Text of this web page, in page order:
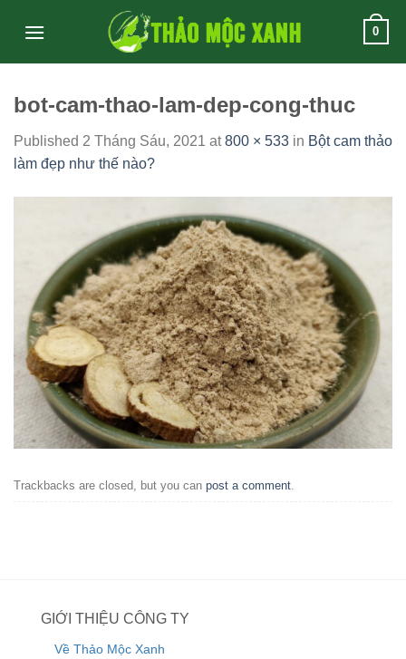
0
bot-cam-thao-lam-dep-cong-thuc
Published 2 Tháng Sáu, 2021 at800 × 533 in Bột cam thảo
làm đẹp như thế nào?
Trackbacks are closed, but you can post a comment
GIỚI THIỆU CÔNG TY
Về Thảo Mộc Xanh